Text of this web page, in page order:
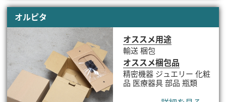
オルピタ
オススメ用途
輸送 梱包
オススメ梱包品
精密機器 ジュエリー 化粧
品 医療器具 部品 瓶類